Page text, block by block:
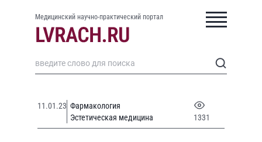
Медицинский научно-практический портал
11.01.23 Фармакология
Эстетическая медицина
1331